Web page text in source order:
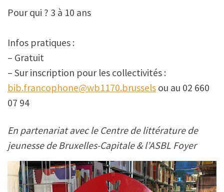
Pour qui ? 3 à 10 ans
Infos pratiques :
– Gratuit
– Sur inscription pour les collectivités :
bib.francophone@wb1170.brussels ou au 02 660
07 94
En partenariat avec le Centre de littérature de
jeunesse de Bruxelles-Capitale & l’ASBL Foyer